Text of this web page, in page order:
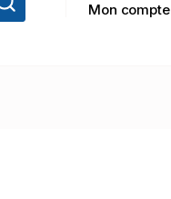
Mon compte